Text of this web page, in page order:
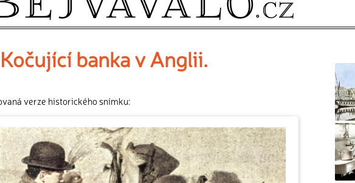
Kočující banka v Anglii.
verze historického snímku: